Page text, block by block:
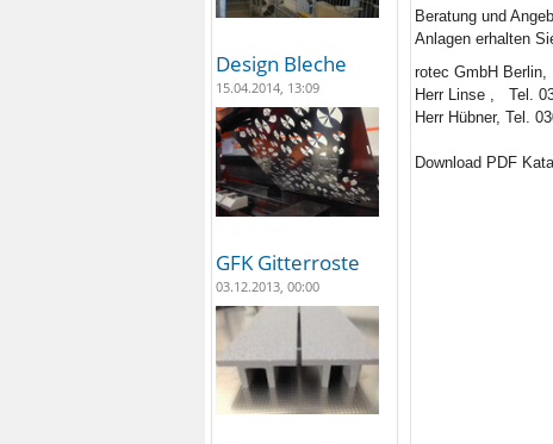
Design Bleche
15.04.2014, 13:09
GFK Gitterroste
03.12.2013, 00:00
Beratung und
Anlagen erhalten
rotec GmbH Berlin,
Herr Linse , Tel.
Herr Hübner, Tel.
Download PDF